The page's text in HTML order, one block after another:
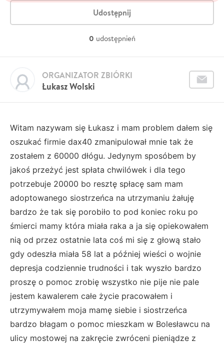
Udostępnij
0 udostępnień
Łukasz Wolski
ORGANIZATOR ZBIÓRKI
Witam nazywam się Łukasz i mam problem dałem się
oszukać firmie dax40 zmanipulował mnie tak że
zostałem z 60000 dłógu. Jedynym sposóbem by
jakoś przeżyć jest spłata chwilówek i dla tego
potrzebuje 20000 bo resztę spłacę sam mam
adoptowanego siostrzeńca na utrzymaniu żałuję
bardzo że tak się porobiło to pod koniec roku po
śmierci mamy która miała raka a ja się opiekowałem
nią od przez ostatnie lata coś mi się z głową stało
gdy odeszła miała 58 lat a później wieści o wojnie
depresja codziennie trudności i tak wyszło bardzo
proszę o pomoc zrobię wszystko nie pije nie pale
jestem kawalerem całe życie pracowałem i
utrzymywałem moja mamę siebie i siostrzeńca
bardzo błagam o pomoc mieszkam w Bolesławcu na
ulicy mostowej na zakręcie zwróceni pieniądze z